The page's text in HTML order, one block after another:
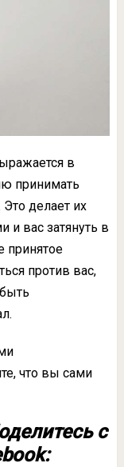
в
принимать
делает их
вас затянуть в
принятое
против вас,
что вы сами
с